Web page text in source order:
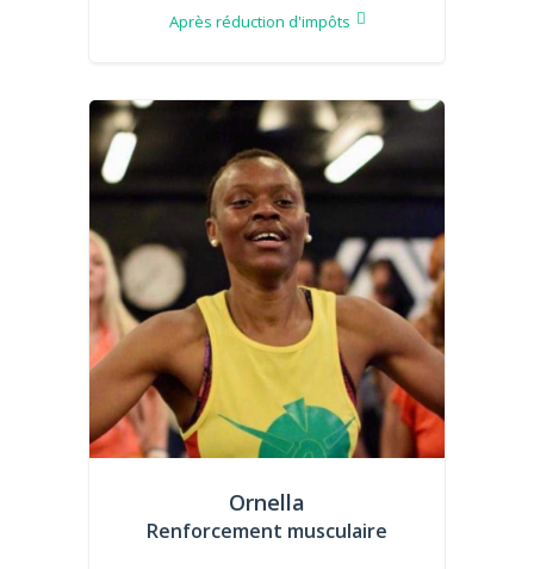
Après réduction d'impôts
Ornella
Renforcement musculaire